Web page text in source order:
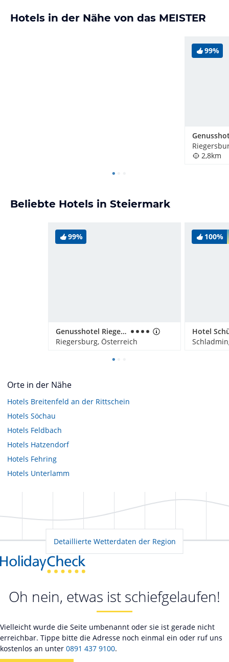
Hotels in der Nähe von das MEISTER
99%
2,8km
Beliebte Hotels in Steiermark
99%
Genusshotel Riegersburg
Riegersburg, Österreich
100%
Hotel
Orte in der Nähe
Hotels Breitenfeld an der Rittschein
Hotels Söchau
Hotels Feldbach
Hotels Hatzendorf
Hotels Fehring
Hotels Unterlamm
Detaillierte Wetterdaten der Region
Oh nein, etwas ist schiefgelaufen!
Vielleicht wurde die Seite umbenannt oder sie ist gerade nicht
erreichbar. Tippe bitte die Adresse noch einmal ein oder ruf uns
kostenlos an unter 0891 437 9100.